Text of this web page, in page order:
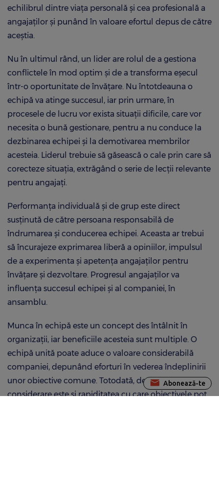
echilibrul dintre viața personală și cea profesională a
angajaților și punând în valoare efortul depus de către
aceștia.
Nu în ultimul rând, un lider are rolul de a gestiona
conflictele în mod optim și de a transforma eșecul
într-o oportunitate de învățare. Nu întotdeauna o
echipă va atinge succesul, iar prin urmare, în
procesele de lucru vor exista situații dificile, care vor
necesita o bună gestionare, pentru a nu conduce la
dezbinarea echipei și la demotivarea membrilor
acesteia. Liderul trebuie să găsească o cale prin care să
corecteze situația, extrăgând o serie de lecții relevante
pentru angajați.
Performanța individuală și de grup este direct
susținută de către persoana responsabilă de
îndrumarea și conducerea echipei. Aceasta ar trebui
să încurajeze exprimarea liberă a opiniilor, impulsul
de a experimenta și apetența angajaților pentru
învățare și dezvoltare. Progresul angajaților va
influența succesul echipei și al companiei, în
ansamblu.
Munca în echipă este un concept des întâlnit în
organizații, iar beneficiile acesteia sunt multiple. O
echipă unită poate aduce o valoare considerabilă
companiei, depunând eforturi în vederea îndeplinirii
unor obiective comune. Totodată, de luat în
considerare este și rapiditatea cu care obiectivele pot
Abonează-te